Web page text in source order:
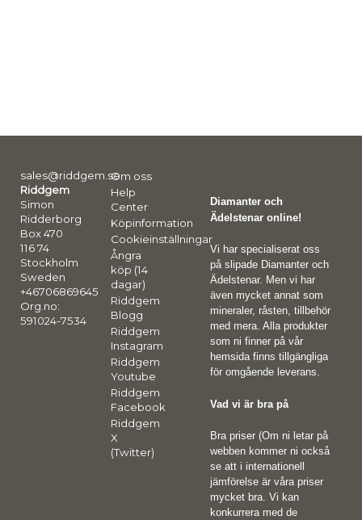
sales@riddgem.se
Riddgem
Simon
Ridderborg
Box 470
116 74
Stockholm
Sweden
+46706869645
Org.no:
591024-7534
Om oss
Help
Center
Köpinformation
Cookieinställningar
Ångra
köp (14
dagar)
Riddgem
Blogg
Riddgem
Instagram
Riddgem
Youtube
Riddgem
Facebook
Riddgem
X
(Twitter)
Diamanter och
Ädelstenar online!
Vi har specialiserat oss
på slipade Diamanter och
Ädelstenar. Men vi har
även mycket annat som
mineraler, råsten, tillbehör
med mera. Alla produkter
som ni finner på vår
hemsida finns tillgängliga
för omgående leverans.
Vad vi är bra på
Bra priser (Om ni letar på
webben kommer ni också
se att i internationell
jämförelse är våra priser
mycket bra. Vi kan
konkurrera med de